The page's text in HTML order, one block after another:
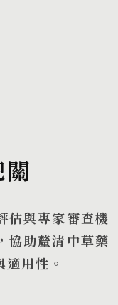
估與專家審查機
協助釐清中草藥
用性。